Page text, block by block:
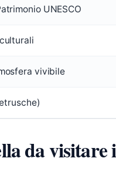
UNESCO
vivibile
da visitare